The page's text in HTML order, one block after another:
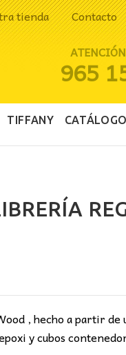
tienda Contacto
965
TIFFANY
, hecho a partir de
y cubos